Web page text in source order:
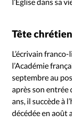
l’Eglise dans sa
Tête
L’écrivain
l’Académie
septembre au
après son
ans, il succède à
décédée en août